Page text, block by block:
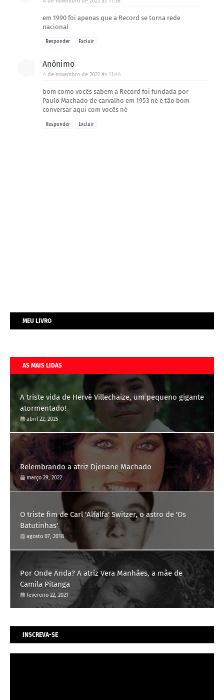
em 1990 foi apenas que a Record se torna rede
nacional
Responder Excluir
Anônimo
4 de novembro de 2022 às 11:44
bom como vocês sabem a Record foi fundada por
Paulo Machado de carvalho em 1953 né é tão bom
conversar aqui com vocês né
Responder Excluir
MEU LIVRO
AS MAIS LIDAS
A triste vida de Hervé Villechaize, um pequeno gigante
atormentado!
abril 22, 2025
Relembrando a atriz Djenane Machado
março 29, 2022
O triste fim de Carl 'Alfalfa' Switzer, o astro de 'Os
Batutinhas'
agosto 07, 2018
Por Onde Anda? A atriz Vera Manhães, a mãe de
Camila Pitanga
fevereiro 22, 2021
INSCREVA-SE